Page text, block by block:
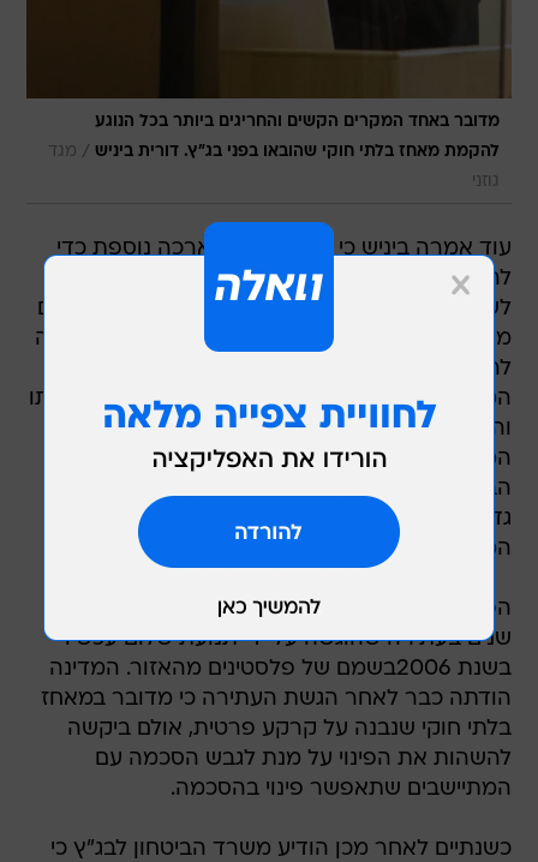
מדובר באחד המקרים הקשים והחריגים ביותר בכל הנוגע
להקמת מאחז בלתי חוקי שהובאו בפני בג"ץ. דורית ביניש / מגד
גוזני
עוד אמרה ביניש כי לא ניתן לתת ארכה נוספת כדי
להמתין להשלמת התוכנית להעביר את התושבים
לשכונה שתוקם בהתנחלות אדם הסמוכה. השופטים
מתחו ביקורת על התנהלות המדינה וטענו שניתן היה
להקטין או לבטל את הקושי בפינוי המאחז, לו הייתה
המדינה פועלת בצורה אפקטיבית ומונעת את הקמתו
והתרחבותו. ביניש ציינה כי מתחילת הדרך טענה
המדינה שלא ניתן להשלים עם קיומו של המאחז
הבלתי חוקי, אולם במהלך חמש השנים, המאחז רק
גדל והתרחב. "השתלשלות זו בעייתית בלשון
המעטה", כתבה ביניש.
הפסיקה היום באה לאחר שבג"ץ דן במשך חמש
שנים בעתירה שהוגשה על ידי תנועת שלום עכשיו
בשנת 2006בשמם של פלסטינים מהאזור. המדינה
הודתה כבר לאחר הגשת העתירה כי מדובר במאחז
בלתי חוקי שנבנה על קרקע פרטית, אולם ביקשה
להשהות את הפינוי על מנת לגבש הסכמה עם
המתיישבים שתאפשר פינוי בהסכמה.
כשנתיים לאחר מכן הודיע משרד הביטחון לבג"ץ כי